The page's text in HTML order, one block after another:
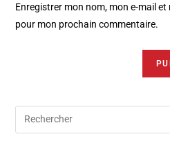
Enregistrer mon nom, mon e-mail
pour mon prochain commentaire.